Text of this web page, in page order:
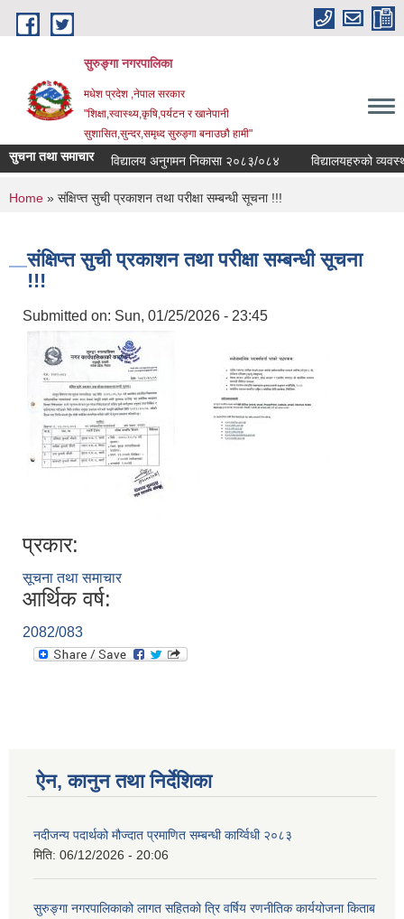
Skip to main content
सुरुङ्‍गा नगरपालिका
मधेश प्रदेश ,नेपाल सरकार
"शिक्षा,स्वास्थ्य,कृषि,पर्यटन र खानेपानी
सुशासित,सुन्दर,समृध्द सुरुङ्गा बनाउछौ हामी"
सुचना तथा समाचार विद्यालय अनुगमन निकासा २०८३/०८४ विद्यालयहरुको
You are here
Home » संक्षिप्त्त सुची प्रकाशन तथा परीक्षा सम्बन्धी सूचना !!!
संक्षिप्त्त सुची प्रकाशन तथा परीक्षा सम्बन्धी सूचना
!!!
Submitted on: Sun, 01/25/2026 - 23:45
प्रकार:
सूचना तथा समाचार
आर्थिक वर्ष:
2082/083
ऐन, कानुन तथा निर्देशिका
नदीजन्य पदार्थको मौज्दात प्रमाणित सम्बन्धी कार्य्विधी २०८३
मिति: 06/12/2026 - 20:06
सुरुङ्गा नगरपालिकाको लागत सहितको त्रि वर्षिय रणनीतिक कार्ययोजना किताब